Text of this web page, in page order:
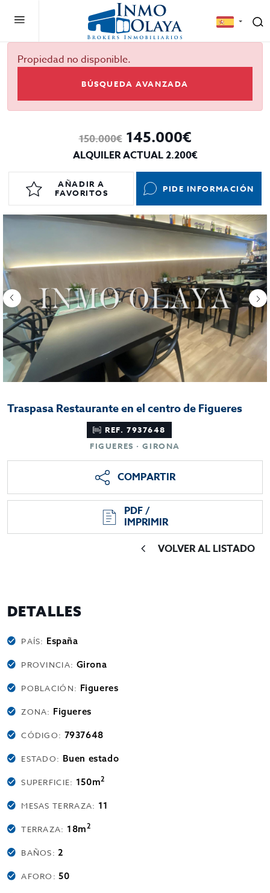
Propiedad no disponible.
BÚSQUEDA AVANZADA
150.000€145.000€
ALQUILER ACTUAL 2.200€
AÑADIR A
FAVORITOS
PIDE INFORMACIÓN
Traspasa Restaurante en el centro de Figueres
REF. 7937648
FIGUERES · GIRONA
COMPARTIR
PDF /
IMPRIMIR
VOLVER AL LISTADO
DETALLES
PAÍS: España
PROVINCIA: Girona
POBLACIÓN: Figueres
ZONA: Figueres
CÓDIGO: 7937648
ESTADO: Buen estado
SUPERFICIE: 150m2
MESAS TERRAZA: 11
TERRAZA: 18m2
BAÑOS:2
AFORO:50